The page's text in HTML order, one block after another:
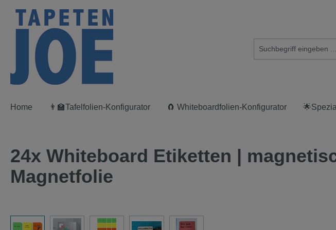
Zur Hauptnavigation springen
Home 👨‍🏫Tafelfolien-Konfigurator 🧲 Whiteboardfolien-Konfigurator
24x Whiteboard Etiketten |
Magnetfolie
Bildergalerie überspringen